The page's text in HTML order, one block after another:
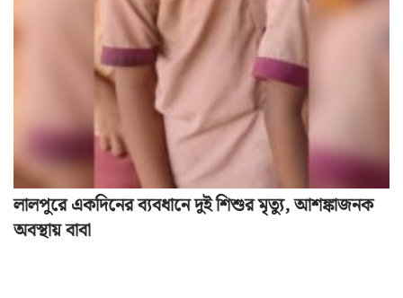
লালপুরে একদিনের ব্যবধানে দুই শিশুর মৃত্যু, আশঙ্কাজনক
অবস্থায় বাবা